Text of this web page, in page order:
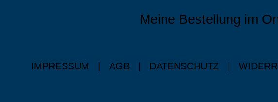
Meine Bestellung im
IMPRESSUM AGB DATENSCHUTZ